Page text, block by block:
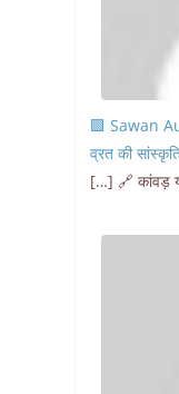
🟩 Sawan
व्रत की
[…] 🔗 कांवड़